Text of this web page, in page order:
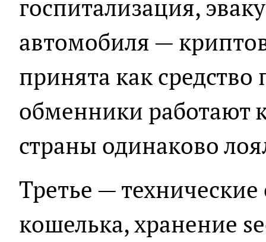
госпитализация,
автомобиля —
принята как средство
обменники работают
страны одинаково
Третье —
кошелька, хранение